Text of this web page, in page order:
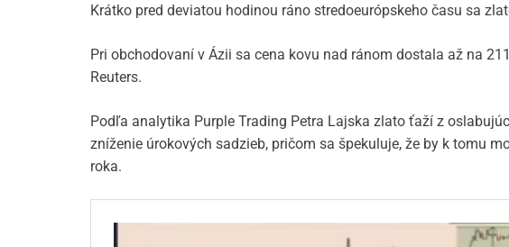
Krátko pred deviatou hodinou ráno stredoeurópskeho času sa
Pri obchodovaní v Ázii sa cena kovu nad ránom dostala až na
Reuters.
Podľa analytika Purple Trading Petra Lajska zlato ťaží z
zníženie úrokových sadzieb, pričom sa špekuluje, že by k tomu
roka.